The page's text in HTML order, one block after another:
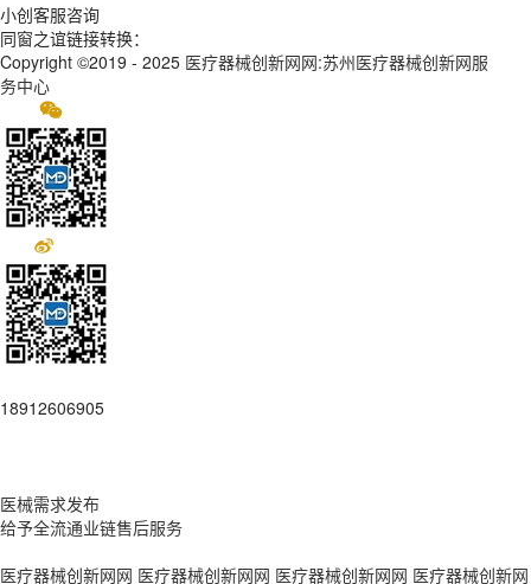
小创客服咨询
同窗之谊链接转换：
Copyright ©2019 - 2025 医疗器械创新网网:苏州医疗器械创新网服
务中心
18912606905
医械需求发布
给予全流通业链售后服务
医疗器械创新网网 医疗器械创新网网 医疗器械创新网网 医疗器械创新网